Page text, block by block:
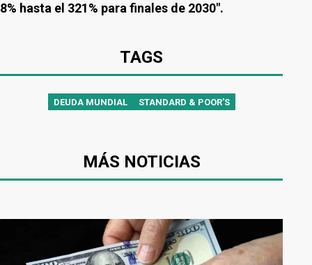
8% hasta el 321% para finales de 2030".
TAGS
DEUDA MUNDIAL STANDARD & POOR'S
MÁS NOTICIAS